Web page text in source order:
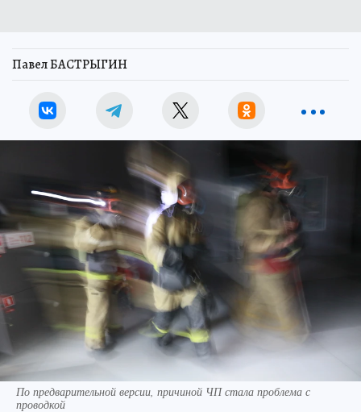
Павел БАСТРЫГИН
По предварительной версии, причиной ЧП стала проблема с
проводкой